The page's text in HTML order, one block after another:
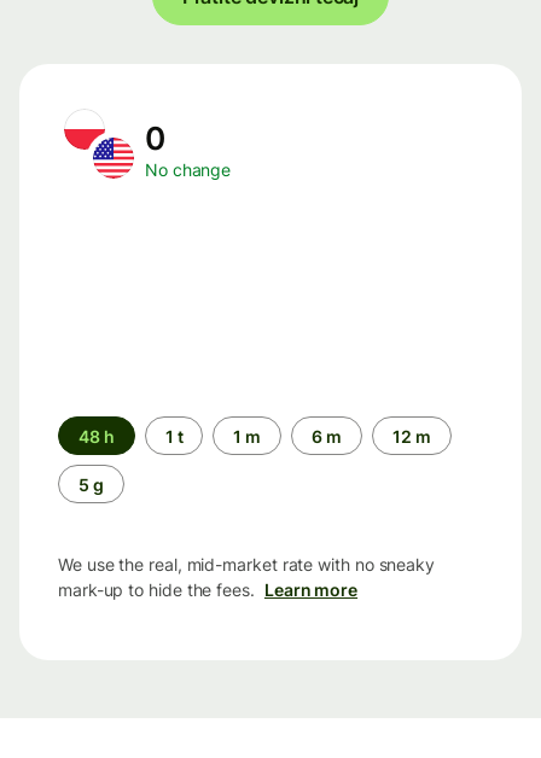
0
No change
Time
period
48 h 1 t 1 m 6 m 12 m
5 g
We use the real, mid-market rate with no sneaky
mark-up to hide the fees. Learn more